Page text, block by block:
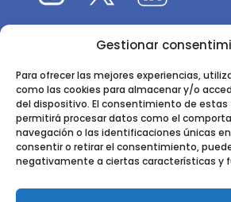
Gestionar
Para ofrecer las mejores experiencias,
como las cookies para almacenar y/o
del dispositivo. El consentimiento de
permitirá procesar datos como el
navegación o las identificaciones únicas
consentir o retirar el consentimiento,
negativamente a ciertas características y
El 9CFE es una actividad promovida
Instituto de Ciencias
Ctra. de la Coruña km 7,5 -